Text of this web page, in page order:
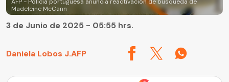
AFP - Policía portuguesa anuncia reactivación de búsqueda de
Madeleine McCann
Daniela Lobos J.AFP
3 de Junio de 2025 - 05:55 hrs.